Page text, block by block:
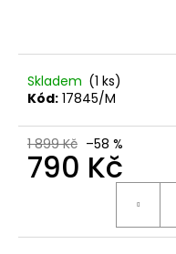
Skladem (1 ks)
Kód: 17845/M
1 899 Kč –58 %
790 Kč
ŠATY
DONUTELLA
MUŠELÍNU
100